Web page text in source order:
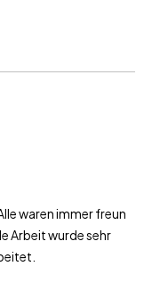
immer freundlich
sehr